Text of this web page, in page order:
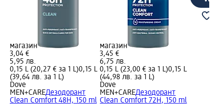
магазин
3,04 €
5,95 лв.
0,15 L (20,27 € за 1 L)0,15 L
(39,64 лв. за 1 L)
Dove
MEN+CAREДезодорант
Clean Comfort 48H, 150 ml
магазин
3,45 €
6,75 лв.
0,15 L (23,00 € за 1 L)0,15 L
(44,98 лв. за 1 L)
Dove
MEN+CAREДезодорант
Clean Comfort 72H, 150 ml